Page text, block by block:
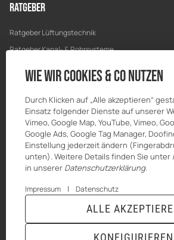
Ratgeber
Ratgeber Lüftungstechnik
Ratgeber Kanal- & Rohrsysteme
Ratgeber Bau & Trockenbau
* Alle Preise inkl. gesetzlicher
Wie wir Cookies & Co nutzen
Durch Klicken auf „Alle akzeptieren“
Einsatz folgender Dienste auf unserer
Vimeo, Google Map, YouTube, Vimeo,
Google Ads, Google Tag Manager,
Einstellung jederzeit ändern
unten). Weitere Details finden Sie unter
in unserer Datenschutzerklärung.
Impressum | Datenschutz
KONFIGURIEREN
ALLE